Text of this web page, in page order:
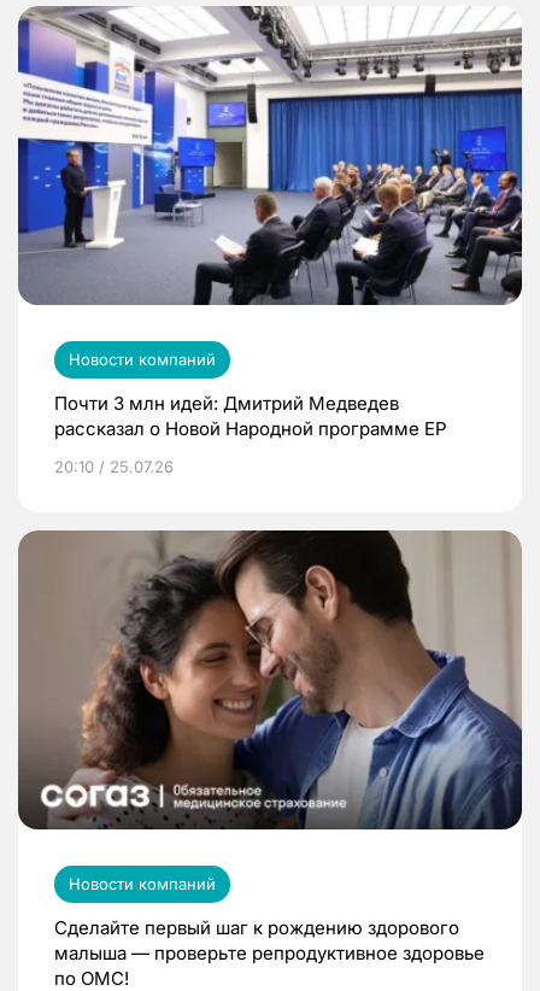
Новости компаний
Почти 3 млн идей: Дмитрий Медведев
рассказал о Новой Народной программе ЕР
20:10 / 25.07.26
Новости компаний
Сделайте первый шаг к рождению здорового
малыша — проверьте репродуктивное здоровье
по ОМС!